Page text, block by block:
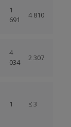
1
691
4 810
4
034
2 307
1 ≤ 3